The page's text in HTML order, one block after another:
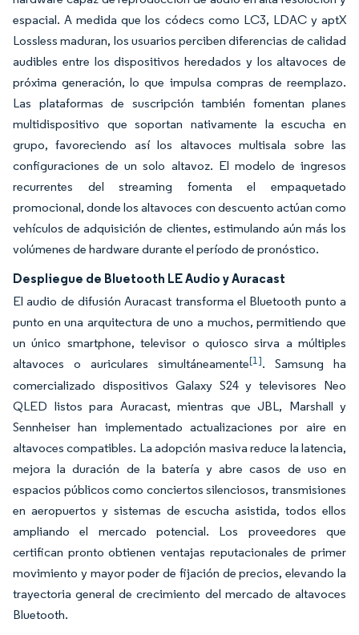
espacial. A medida que los códecs como LC3, LDAC y aptX
Lossless maduran, los usuarios perciben diferencias de calidad
audibles entre los dispositivos heredados y los altavoces de
próxima generación, lo que impulsa compras de reemplazo.
Las plataformas de suscripción también fomentan planes
multidispositivo que soportan nativamente la escucha en
grupo, favoreciendo así los altavoces multisala sobre las
configuraciones de un solo altavoz. El modelo de ingresos
recurrentes del streaming fomenta el empaquetado
promocional, donde los altavoces con descuento actúan como
vehículos de adquisición de clientes, estimulando aún más los
volúmenes de hardware durante el período de pronóstico.
Despliegue de Bluetooth LE Audio y Auracast
El audio de difusión Auracast transforma el Bluetooth punto a
punto en una arquitectura de uno a muchos, permitiendo que
un único smartphone, televisor o quiosco sirva a múltiples
altavoces o auriculares simultáneamente[1]. Samsung ha
comercializado dispositivos Galaxy S24 y televisores Neo
QLED listos para Auracast, mientras que JBL, Marshall y
Sennheiser han implementado actualizaciones por aire en
altavoces compatibles. La adopción masiva reduce la latencia,
mejora la duración de la batería y abre casos de uso en
espacios públicos como conciertos silenciosos, transmisiones
en aeropuertos y sistemas de escucha asistida, todos ellos
ampliando el mercado potencial. Los proveedores que
certifican pronto obtienen ventajas reputacionales de primer
movimiento y mayor poder de fijación de precios, elevando la
trayectoria general de crecimiento del mercado de altavoces
Bluetooth.